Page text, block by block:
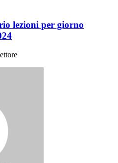
lezioni per giorno